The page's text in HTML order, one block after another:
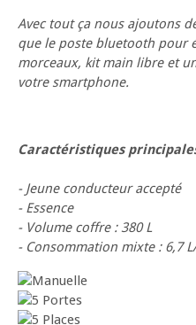
Avec tout ça nous ajoutons
que le poste bluetooth pour
morceaux, kit main libre et
votre smartphone.
Caractéristiques
- Jeune conducteur accepté
- Essence
- Volume coffre : 380 L
- Consommation mixte : 6,7